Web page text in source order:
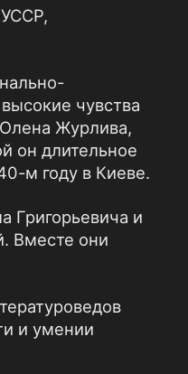
чувства
Журлива,
он длительное
м году в Киеве.
Григорьевича и
Вместе они
и умении